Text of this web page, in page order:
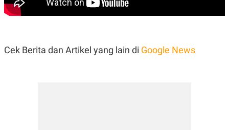
Cek Berita dan Artikel yang lain di Google News